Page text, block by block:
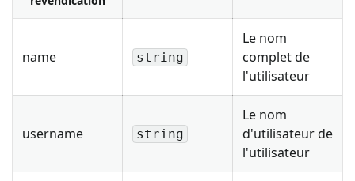
name string
Le nom
complet de
l'utilisateur
username string
Le nom
d'utilisateur de
l'utilisateur